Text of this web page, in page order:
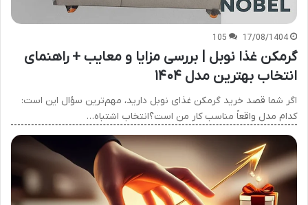
17/08/1404
105
گرمکن غذا نوبل | بررسی مزایا و معایب + راهنمای
انتخاب بهترین مدل ۱۴۰۴
اگر شما قصد خرید گرمکن غذای نوبل دارید، مهم‌ترین سؤال این است:
کدام مدل واقعاً مناسب کار من است؟انتخاب اشتباه…